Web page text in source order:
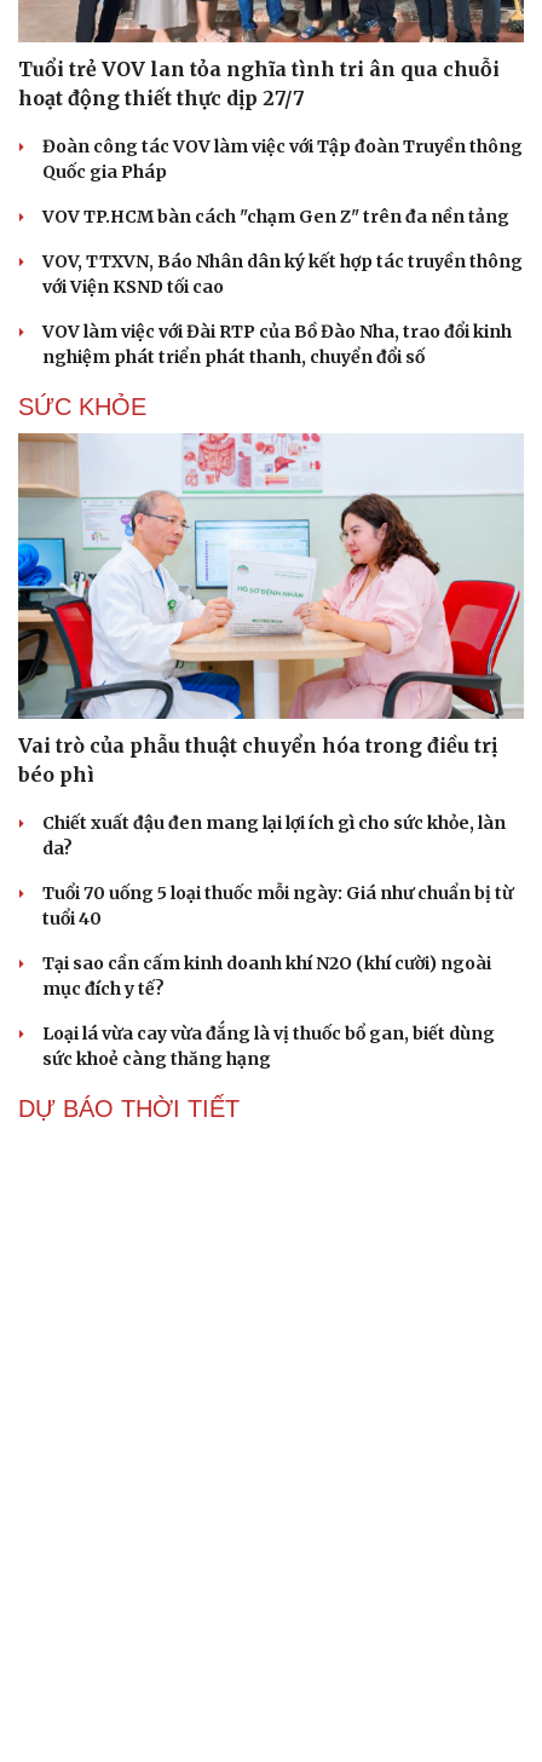
Tuổi trẻ VOV lan tỏa nghĩa tình tri ân qua chuỗi
hoạt động thiết thực dịp 27/7
Đoàn công tác VOV làm việc với Tập đoàn Truyền thông
Quốc gia Pháp
VOV TP.HCM bàn cách "chạm Gen Z" trên đa nền tảng
VOV, TTXVN, Báo Nhân dân ký kết hợp tác truyền thông
với Viện KSND tối cao
VOV làm việc với Đài RTP của Bồ Đào Nha, trao đổi kinh
nghiệm phát triển phát thanh, chuyển đổi số
SỨC KHỎE
Vai trò của phẫu thuật chuyển hóa trong điều trị
béo phì
Chiết xuất đậu đen mang lại lợi ích gì cho sức khỏe, làn
da?
Tuổi 70 uống 5 loại thuốc mỗi ngày: Giá như chuẩn bị từ
tuổi 40
Tại sao cần cấm kinh doanh khí N2O (khí cười) ngoài
mục đích y tế?
Loại lá vừa cay vừa đắng là vị thuốc bổ gan, biết dùng
sức khoẻ càng thăng hạng
DỰ BÁO THỜI TIẾT